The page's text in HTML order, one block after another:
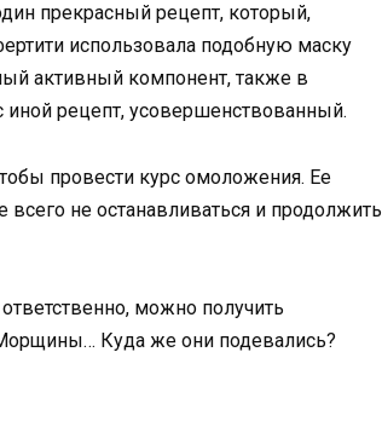
прекрасный рецепт, который,
использовала подобную маску
активный компонент, также в
иной рецепт, усовершенствованный.
провести курс омоложения. Ее
не останавливаться и продолжить
можно получить
Куда же они подевались?